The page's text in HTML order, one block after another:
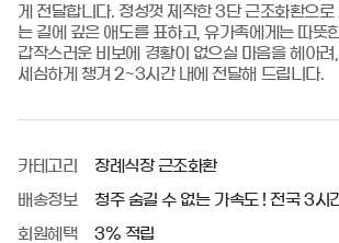
게 전달합니다. 정성껏 제작한 3단 근조화환으로
는 길에 깊은 애도를 표하고, 유가족에게는 따뜻
갑작스러운 비보에 경황이 없으실 마음을 헤아려
세심하게 챙겨 2~3시간 내에 전달해 드립니다.
카테고리 장례식장 근조화환
배송정보 청주 숨길 수 없는 가속도 ! 전국 3시
회원혜택 3% 적립